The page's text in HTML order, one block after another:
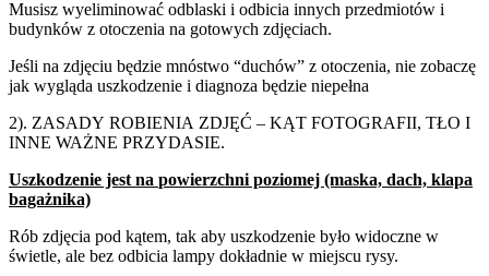
Musisz wyeliminować odblaski i odbicia innych przedmiotów i
budynków z otoczenia na gotowych zdjęciach.
Jeśli na zdjęciu będzie mnóstwo “duchów” z otoczenia, nie zobaczę
jak wygląda uszkodzenie i diagnoza będzie niepełna
2). ZASADY ROBIENIA ZDJĘĆ – KĄT FOTOGRAFII, TŁO I
INNE WAŻNE PRZYDASIE.
Uszkodzenie jest na powierzchni poziomej (maska, dach, klapa
bagażnika)
Rób zdjęcia pod kątem, tak aby uszkodzenie było widoczne w
świetle, ale bez odbicia lampy dokładnie w miejscu rysy.